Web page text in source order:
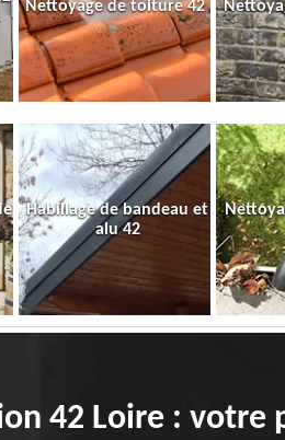
Nettoyage de toiture 42
Habillage de bandeau et
alu 42
42 Loire : votre